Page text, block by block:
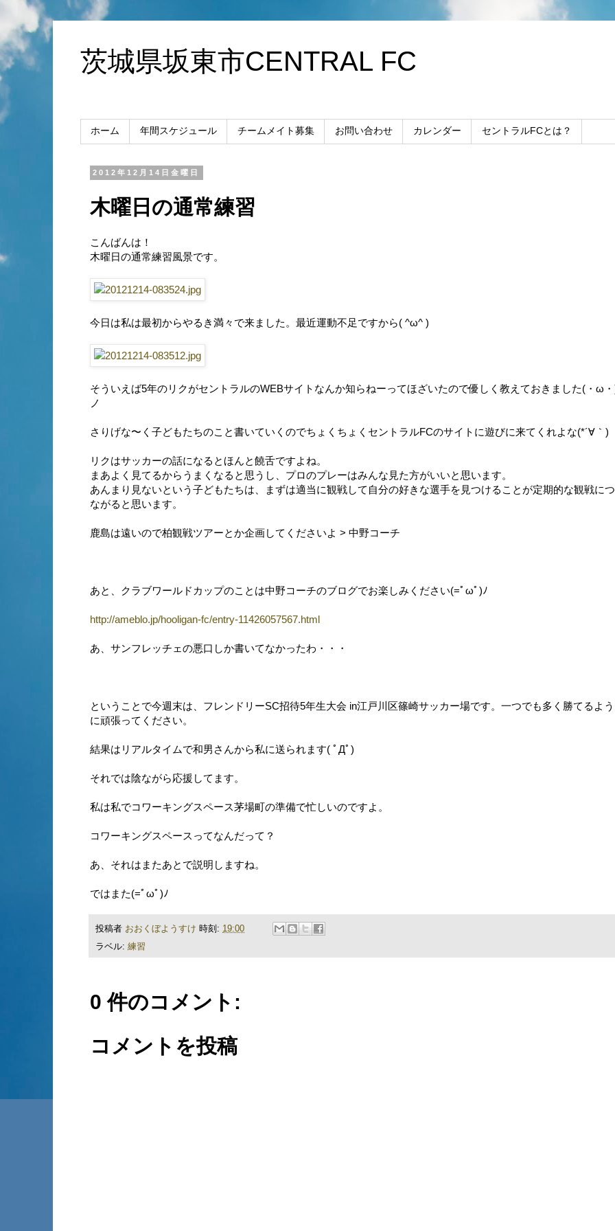
茨城県坂東市CENTRAL FC
ホーム 年間スケジュール チームメイト募集 お問い合わせ カレンダー セントラルFCとは？
2012年12月14日金曜日
木曜日の通常練習
こんばんは！
木曜日の通常練習風景です。
今日は私は最初からやるき満々で来ました。最近運動不足ですから( ^ω^ )
そういえば5年のリクがセントラルのWEBサイトなんか知らねーってほざいたので優しく教えておきました(・ω
ノ
さりげな〜く子どもたちのこと書いていくのでちょくちょくセントラルFCのサイトに遊びに来てくれよな(*´∀｀)
リクはサッカーの話になるとほんと饒舌ですよね。
まあよく見てるからうまくなると思うし、プロのプレーはみんな見た方がいいと思います。
あんまり見ないという子どもたちは、まずは適当に観戦して自分の好きな選手を見つけることが定期的な観戦につ
ながると思います。
鹿島は遠いので柏観戦ツアーとか企画してくださいよ > 中野コーチ
あと、クラブワールドカップのことは中野コーチのブログでお楽しみください(=ﾟωﾟ)ﾉ
http://ameblo.jp/hooligan-fc/entry-11426057567.html
あ、サンフレッチェの悪口しか書いてなかったわ・・・
ということで今週末は、フレンドリーSC招待5年生大会 in江戸川区篠崎サッカー場です。一つでも多く勝てるよう
に頑張ってください。
結果はリアルタイムで和男さんから私に送られます( ﾟДﾟ)
それでは陰ながら応援してます。
私は私でコワーキングスペース茅場町の準備で忙しいのですよ。
コワーキングスペースってなんだって？
あ、それはまたあとで説明しますね。
ではまた(=ﾟωﾟ)ﾉ
投稿者 おおくぼようすけ 時刻: 19:00
ラベル: 練習
0 件のコメント:
コメントを投稿